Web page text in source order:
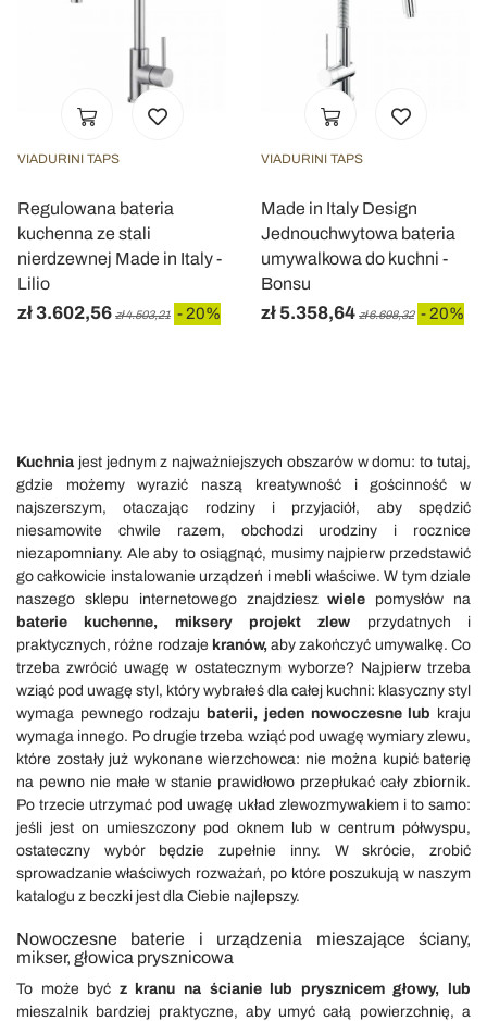
VIADURINI TAPS
Regulowana bateria
kuchenna ze stali
nierdzewnej Made in Italy -
Lilio
zł 3.602,56 zł 4.503,21 - 20%
VIADURINI TAPS
Made in Italy Design
Jednouchwytowa bateria
umywalkowa do kuchni -
Bonsu
zł 5.358,64 zł 6.698,32 - 20%
Kuchnia jest jednym z najważniejszych obszarów w domu: to tutaj,
gdzie możemy wyrazić naszą kreatywność i gościnność w
najszerszym, otaczając rodziny i przyjaciół, aby spędzić
niesamowite chwile razem, obchodzi urodziny i rocznice
niezapomniany. Ale aby to osiągnąć, musimy najpierw przedstawić
go całkowicie instalowanie urządzeń i mebli właściwe. W tym dziale
naszego sklepu internetowego znajdzieszwiele pomysłów na
baterie kuchenne, miksery projekt zlew przydatnych i
praktycznych, różne rodzaje kranów,aby zakończyć umywalkę. Co
trzeba zwrócić uwagę w ostatecznym wyborze? Najpierw trzeba
wziąć pod uwagę styl, który wybrałeś dla całej kuchni: klasyczny styl
wymaga pewnego rodzaju baterii, jeden nowoczesne lub kraju
wymaga innego. Po drugie trzeba wziąć pod uwagę wymiary zlewu,
które zostały już wykonane wierzchowca: nie można kupić baterię
na pewno nie małe w stanie prawidłowo przepłukać cały zbiornik.
Po trzecie utrzymać pod uwagę układ zlewozmywakiem i to samo:
jeśli jest on umieszczony pod oknem lub w centrum półwyspu,
ostateczny wybór będzie zupełnie inny. W skrócie, zrobić
sprowadzanie właściwych rozważań, po które poszukują w naszym
katalogu z beczki jest dla Ciebie najlepszy.
Nowoczesne baterie i urządzenia mieszające ściany,
mikser, głowica prysznicowa
To może być z kranu na ścianie lub prysznicem głowy, lub
mieszalnik bardziej praktyczne, aby umyć całą powierzchnię, a